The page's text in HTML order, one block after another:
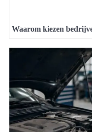
Waarom kiezen